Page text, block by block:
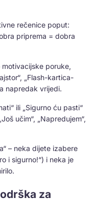
rečenice poput:
priprema = dobra
poruke,
„Flash-kartica-
napredak vrijedi.
ili „Sigurno ću pasti“
učim“, „Napredujem“,
– neka dijete izabere
i sigurno!“) i neka je
za